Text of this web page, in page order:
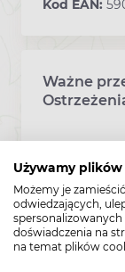
Używamy
Możemy je
odwiedzających,
spersonalizowanych
doświadczenia na
na temat plików
Kod EAN:
Ważne
Vitaminum
u